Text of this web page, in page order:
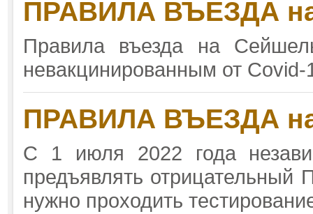
ПРАВИЛА ВЪЕЗДА
Правила въезда на
невакцинированным от
ПРАВИЛА ВЪЕЗДА
С 1 июля 2022 года
предъявлять
нужно проходить